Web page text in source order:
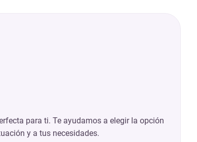
para ti. Te ayudamos a elegir la opción
y a tus necesidades.